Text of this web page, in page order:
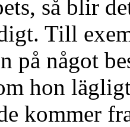
så blir
Till
på något
hon
kommer